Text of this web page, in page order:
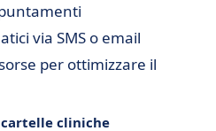
via SMS o email
per ottimizzare il
cliniche